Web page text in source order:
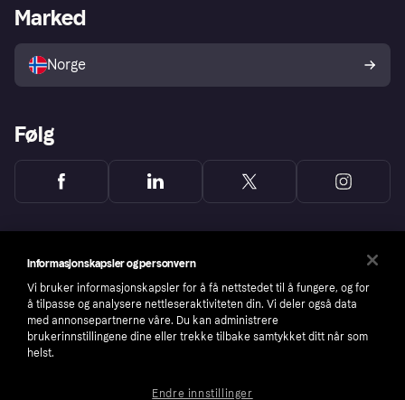
Utforsk butikker
Merchant portal
Marked
Norge
Følg
Informasjonskapsler og personvern
Vi bruker informasjonskapsler for å få nettstedet til å fungere, og for
å tilpasse og analysere nettleseraktiviteten din. Vi deler også data
med annonsepartnerne våre. Du kan administrere
brukerinnstillingene dine eller trekke tilbake samtykket ditt når som
helst.
Endre innstillinger